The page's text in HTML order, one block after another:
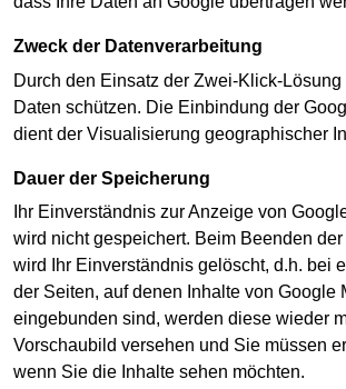
Zweck der Datenverarbeitung
Durch den Einsatz der Zwei-Klick-
Daten schützen. Die Einbindung der
dient der Visualisierung geographischer
Dauer der Speicherung
Ihr Einverständnis zur Anzeige von
wird nicht gespeichert. Beim Beenden
wird Ihr Einverständnis gelöscht, d.h. bei
der Seiten, auf denen Inhalte von Google
eingebunden sind, werden diese wieder
Vorschaubild versehen und Sie müssen
wenn Sie die Inhalte sehen möchten.